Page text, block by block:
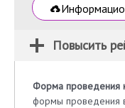
Повысить
Форма проведения
формы проведения